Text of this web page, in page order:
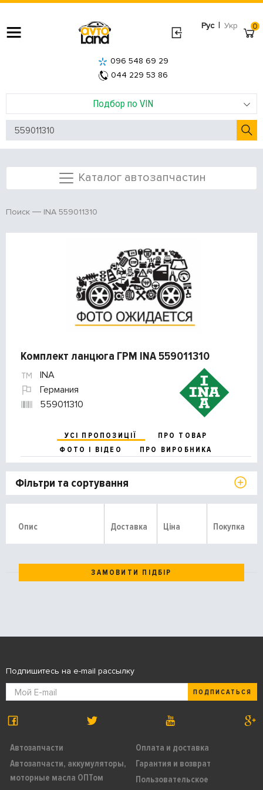
Рус | Укр
Подбор по VIN
096 548 69 29
044 229 53 86
0
Каталог автозапчастин
Поиск INA 559011310
Комплект ланцюга ГРМ INA 559011310
INA
Германия
559011310
УСІ ПРОПОЗИЦІЇ
ПРО ТОВАР
ФОТО І ВІДЕО
ПРО ВИРОБНИКА
Фільтри та сортування
Опис Доставка Ціна Покупка
ЗАМОВИТИ ПІДБІР
Автозапчасти
Автозапчасти, аккумуляторы,
моторные масла ОПТом
Оплата и доставка
Гарантия и возврат
Пользовательское
Подпишитесь на e-mail рассылку
ПОДПИСАТЬСЯ